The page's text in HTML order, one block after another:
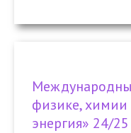
физике,
энергия» 24/25